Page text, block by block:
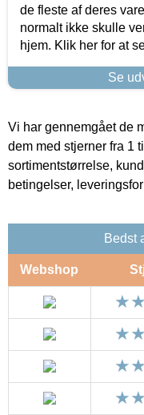
de fleste af deres
normalt ikke skulle
hjem. Klik her for at
Se
Vi har gennemgået de
dem med stjerner fra 1
sortimentstørrelse,
betingelser,
Bedst
Webshop